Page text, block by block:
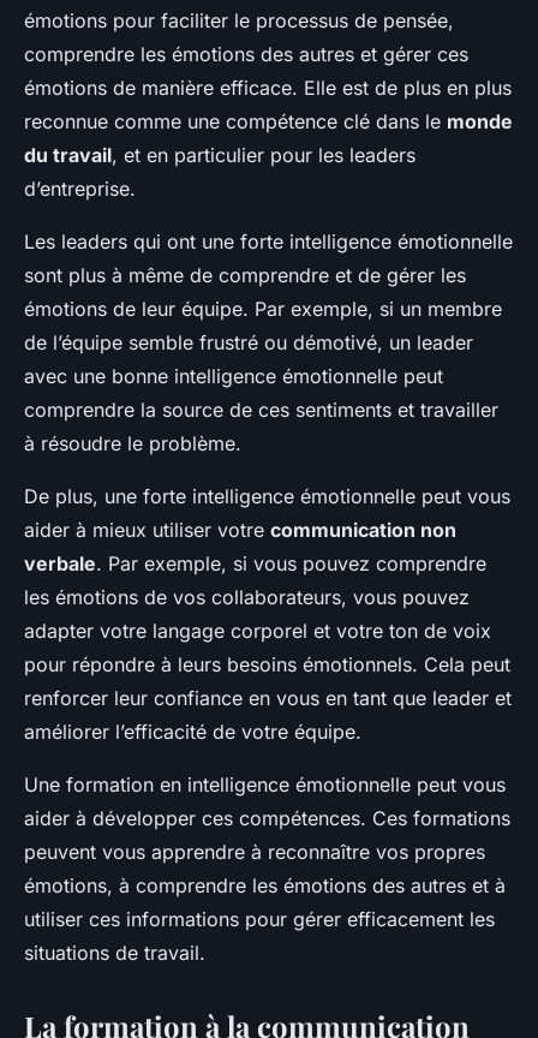
émotions pour faciliter le processus de pensée,
comprendre les émotions des autres et gérer ces
émotions de manière efficace. Elle est de plus en plus
reconnue comme une compétence clé dans le monde
du travail, et en particulier pour les leaders
d’entreprise.
Les leaders qui ont une forte intelligence émotionnelle
sont plus à même de comprendre et de gérer les
émotions de leur équipe. Par exemple, si un membre
de l’équipe semble frustré ou démotivé, un leader
avec une bonne intelligence émotionnelle peut
comprendre la source de ces sentiments et travailler
à résoudre le problème.
De plus, une forte intelligence émotionnelle peut vous
aider à mieux utiliser votre communication non
verbale. Par exemple, si vous pouvez comprendre
les émotions de vos collaborateurs, vous pouvez
adapter votre langage corporel et votre ton de voix
pour répondre à leurs besoins émotionnels. Cela peut
renforcer leur confiance en vous en tant que leader et
améliorer l’efficacité de votre équipe.
Une formation en intelligence émotionnelle peut vous
aider à développer ces compétences. Ces formations
peuvent vous apprendre à reconnaître vos propres
émotions, à comprendre les émotions des autres et à
utiliser ces informations pour gérer efficacement les
situations de travail.
La formation à la communication